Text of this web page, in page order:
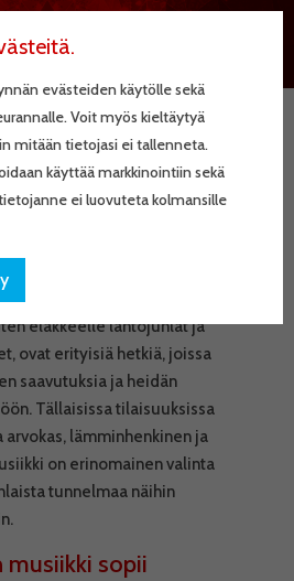
tuo
eläkkeelle lähtöjuhlat ja
ovat erityisiä hetkiä, joissa
saavutuksia ja heidän
Tällaisissa tilaisuuksissa
lämminhenkinen ja
on erinomainen valinta
tunnelmaa näihin
musiikki sopii
evästeiden käytölle sekä
Voit myös kieltäytyä
mitään tietojasi ei tallenneta.
käyttää markkinointiin sekä
ei luovuteta kolmansille